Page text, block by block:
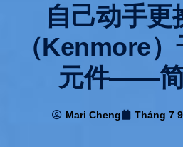
自己动手更
（Kenmore
元件——
Mari Cheng Tháng 7